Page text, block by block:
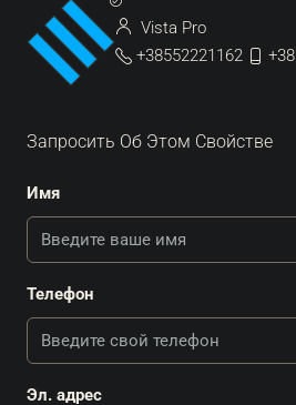
Vista Pro
+38552221162
Запросить Об Этом Свойстве
Имя
Телефон
Эл. адрес